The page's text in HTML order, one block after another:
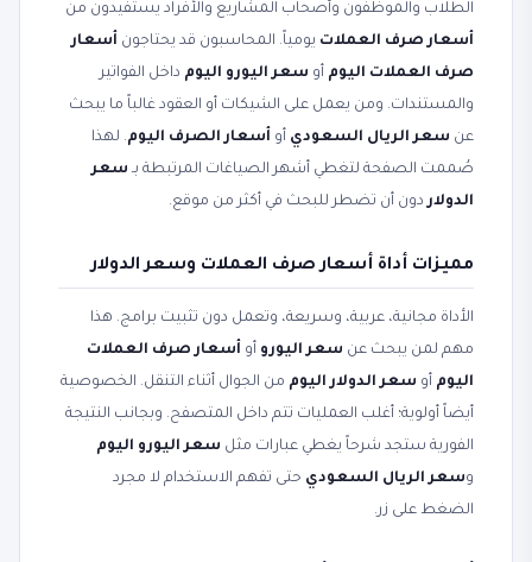
الطلاب والموظفون وأصحاب المشاريع والأفراد يستفيدون من
أسعار صرف العملات يومياً. المحاسبون قد يحتاجون أسعار
صرف العملات اليوم أو سعر اليورو اليوم داخل الفواتير
والمستندات. ومن يعمل على الشيكات أو العقود غالباً ما يبحث
عن سعر الريال السعودي أو أسعار الصرف اليوم. لهذا
صُممت الصفحة لتغطي أشهر الصياغات المرتبطة بـ سعر
الدولاردون أن تضطر للبحث في أكثر من موقع.
مميزات أداة أسعار صرف العملات وسعر الدولار
الأداة مجانية، عربية، وسريعة، وتعمل دون تثبيت برامج. هذا
مهم لمن يبحث عن سعر اليورو أو أسعار صرف العملات
اليوم أو سعر الدولار اليوم من الجوال أثناء التنقل. الخصوصية
أيضاً أولوية؛ أغلب العمليات تتم داخل المتصفح. وبجانب النتيجة
الفورية ستجد شرحاً يغطي عبارات مثل سعر اليورو اليوم
وسعر الريال السعودي حتى تفهم الاستخدام لا مجرد
الضغط على زر.